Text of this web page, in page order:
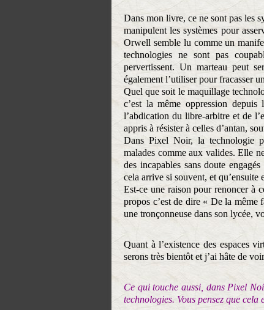
Dans mon livre, ce ne sont pas les
manipulent les systèmes pour
Orwell semble lu comme un
technologies ne sont pas
pervertissent. Un marteau peut
également l’utiliser pour fracasser
Quel que soit le maquillage
c’est la même oppression depuis
l’abdication du libre-arbitre et de
appris à résister à celles d’antan,
Dans Pixel Noir, la technologie
malades comme aux valides. Elle
des incapables sans doute
cela arrive si souvent, et qu’ensuite
Est-ce une raison pour renoncer à
propos c’est de dire « De la même
une tronçonneuse dans son lycée,
Quant à l’existence des espaces
serons très bientôt et j’ai hâte de
Ce qui touche aussi, dans Pixel
technologies. Vous pensez que cela